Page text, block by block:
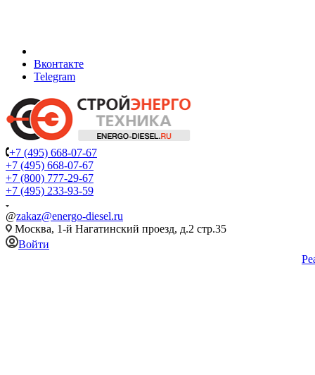
Вконтакте
Telegram
+7 (495) 668-07-67
+7 (495) 668-07-67
+7 (800) 777-29-67
+7 (495) 233-93-59
@zakaz@energo-diesel.ru
Москва, 1-й Нагатинский проезд, д.2 стр.35
Войти